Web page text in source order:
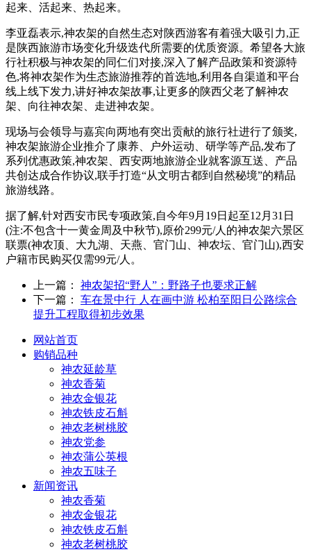
起来、活起来、热起来。
李亚磊表示,神农架的自然生态对陕西游客有着强大吸引力,正
是陕西旅游市场变化升级迭代所需要的优质资源。希望各大旅
行社积极与神农架的同仁们对接,深入了解产品政策和资源特
色,将神农架作为生态旅游推荐的首选地,利用各自渠道和平台
线上线下发力,讲好神农架故事,让更多的陕西父老了解神农
架、向往神农架、走进神农架。
现场与会领导与嘉宾向两地有突出贡献的旅行社进行了颁奖,
神农架旅游企业推介了康养、户外运动、研学等产品,发布了
系列优惠政策,神农架、西安两地旅游企业就客源互送、产品
共创达成合作协议,联手打造“从文明古都到自然秘境”的精品
旅游线路。
据了解,针对西安市民专项政策,自今年9月19日起至12月31日
(注:不包含十一黄金周及中秋节),原价299元/人的神农架六景区
联票(神农顶、大九湖、天燕、官门山、神农坛、官门山),西安
户籍市民购买仅需99元/人。
上一篇： 神农架招“野人”：野路子也要求正解
下一篇： 车在景中行 人在画中游 松柏至阳日公路综合
提升工程取得初步效果
网站首页
购销品种
神农延龄草
神农香菊
神农金银花
神农铁皮石斛
神农老树桃胶
神农党参
神农蒲公英根
神农五味子
新闻资讯
神农香菊
神农金银花
神农铁皮石斛
神农老树桃胶